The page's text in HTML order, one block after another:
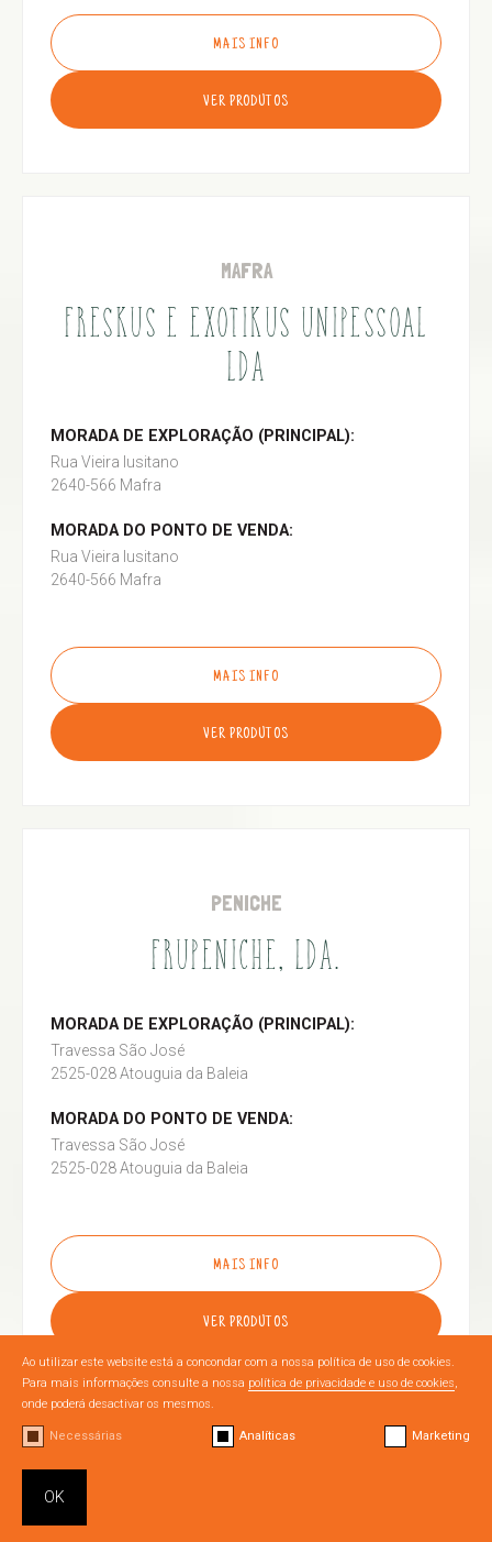
Ao utilizar este website está a concondar com a nossa política de uso de cookies.
Para mais informações consulte a nossa política de privacidade e uso de cookies,
onde poderá desactivar os mesmos.
Necessárias Analíticas Marketing
OK
MAIS INFO
VER PRODUTOS
MAFRA
FRESKUS E EXOTIKUS UNIPESSOAL
LDA
MORADA DE EXPLORAÇÃO (PRINCIPAL):
Rua Vieira lusitano
2640-566 Mafra
MORADA DO PONTO DE VENDA:
Rua Vieira lusitano
2640-566 Mafra
MAIS INFO
VER PRODUTOS
PENICHE
FRUPENICHE, LDA.
MORADA DE EXPLORAÇÃO (PRINCIPAL):
Travessa São José
2525-028 Atouguia da Baleia
MORADA DO PONTO DE VENDA:
Travessa São José
2525-028 Atouguia da Baleia
MAIS INFO
VER PRODUTOS